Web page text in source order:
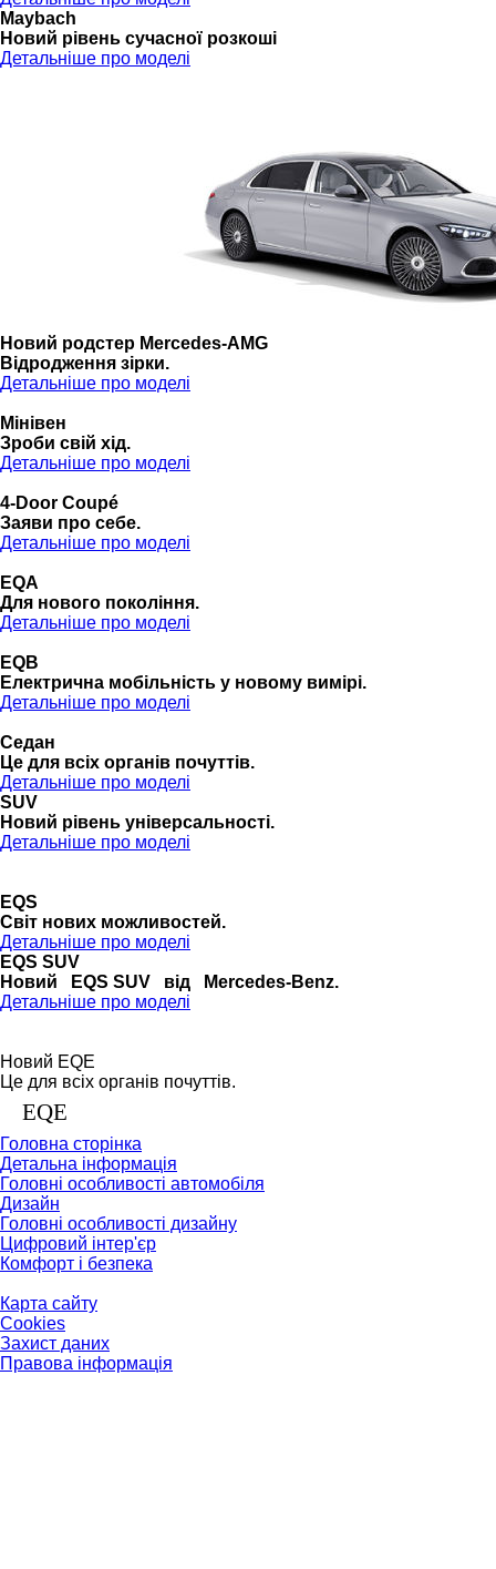
Maybach
Новий рівень сучасної розкоші
Детальніше про моделі
Новий родстер Mercedes-AMG
Відродження зірки.
Детальніше про моделі
Мінівен
Зроби свій хід.
Детальніше про моделі
4-Door Coupé
Заяви про себе.
Детальніше про моделі
EQA
Для нового покоління.
Детальніше про моделі
EQB
Електрична мобільність у новому вимірі.
Детальніше про моделі
Седан
Це для всіх органів почуттів.
Детальніше про моделі
SUV
Новий рівень універсальності.
Детальніше про моделі
EQS
Cвіт нових можливостей.
Детальніше про моделі
EQS SUV
Новий EQS SUV від Mercedes-Benz.
Детальніше про моделі
Новий EQE
Це для всіх органів почуттів.
EQE
Головна сторінка
Детальна інформація
Головні особливості автомобіля
Дизайн
Головні особливості дизайну
Цифровий інтер'єр
Комфорт і безпека
Карта сайту
Cookies
Захист даних
Правова інформація